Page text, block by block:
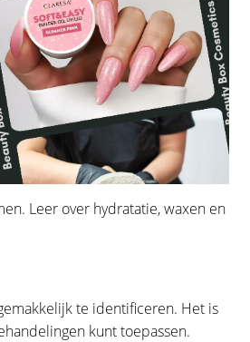
Leer over hydratatie, waxen en
te identificeren. Het is
kunt toepassen.